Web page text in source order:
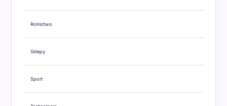
Rolnictwo
Sklepy
Sport